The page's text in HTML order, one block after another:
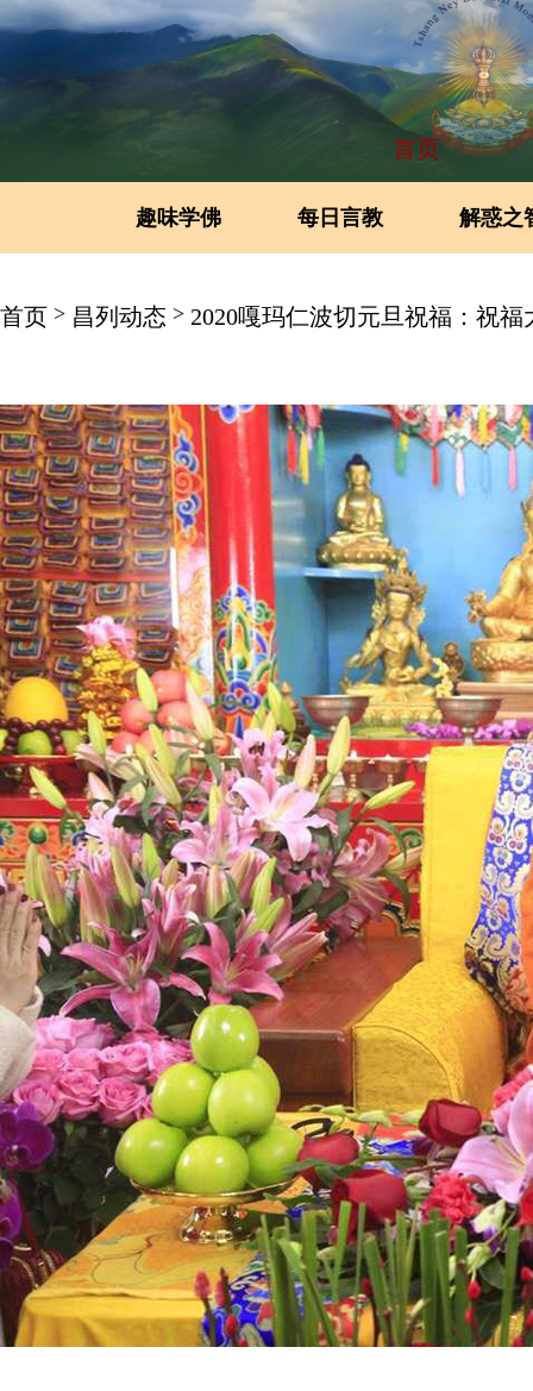
首页
趣味学佛 每日言教 解惑之
首页 > 昌列动态 > 2020嘎玛仁波切元旦祝福：祝